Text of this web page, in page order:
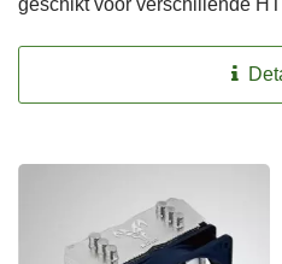
geschikt voor verschillende